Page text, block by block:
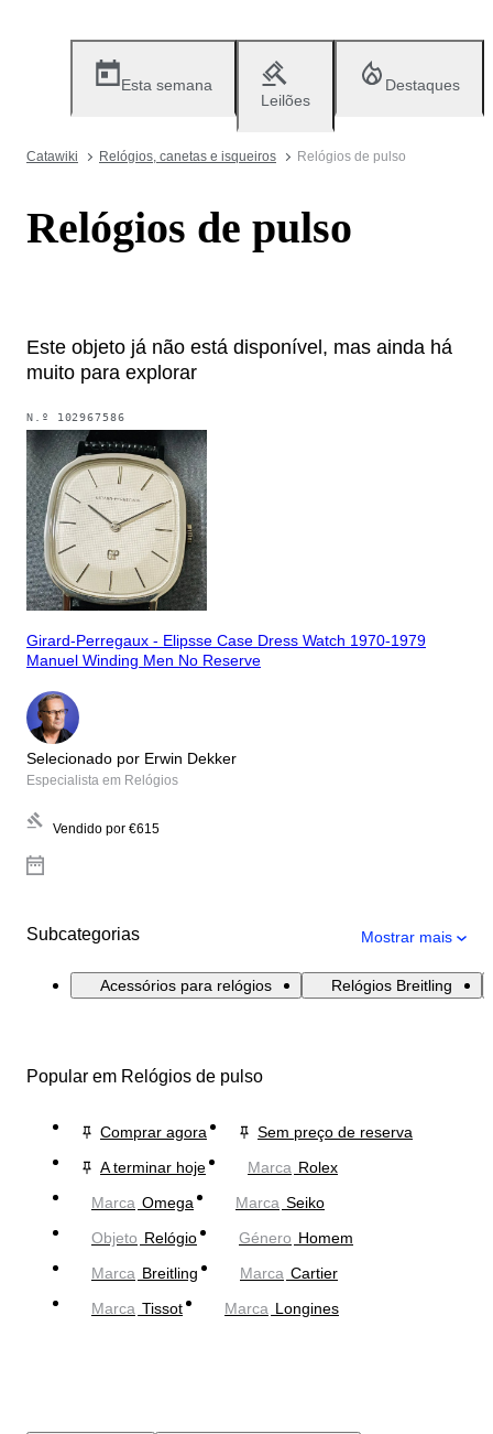
Esta semana
Leilões
Destaques
Catawiki Relógios, canetas e isqueiros Relógios de pulso
Relógios de pulso
Este objeto já não está disponível, mas ainda há
muito para explorar
N.º 102967586
Girard-Perregaux - Elipsse Case Dress Watch 1970-1979
Manuel Winding Men No Reserve
Selecionado por Erwin Dekker
Especialista em Relógios
Vendido por €615
Subcategorias Mostrar mais
Acessórios para relógios Relógios Breitling
Popular em Relógios de pulso
Comprar agora
Sem preço de reserva
A terminar hoje
Marca Rolex
Marca Omega Marca Seiko
Objeto Relógio Género Homem
Marca Breitling Marca Cartier
Marca Tissot Marca Longines